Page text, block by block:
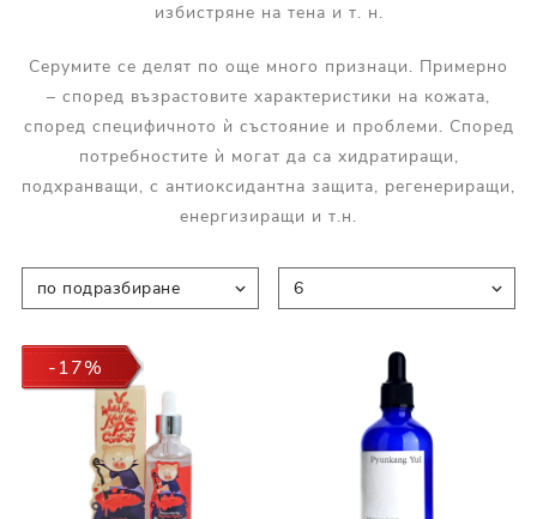
избистряне на тена и т. н.
Серумите се делят по още много признаци. Примерно
– според възрастовите характеристики на кожата,
според специфичното ѝ състояние и проблеми. Според
потребностите ѝ могат да са хидратиращи,
подхранващи, с антиоксидантна защита, регенериращи,
енергизиращи и т.н.
-17%